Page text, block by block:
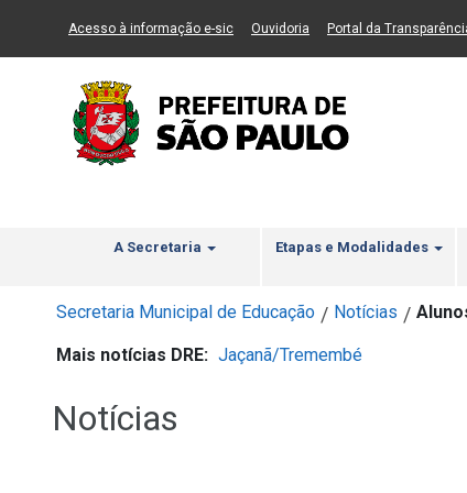
Ir ao Conteúdo Ir para menu principal 2 Ir para busca
Acesso à informação e-sic(Link para um novo sítio)
Ouvidoria (Link para um novo sítio)
Portal da
A Secretaria Etapas e Modalidades
Secretaria Municipal de Educação / Notícias /
Mais notícias DRE: Jaçanã/Tremembé
Notícias